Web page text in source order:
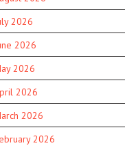
2026
2026
2026
2026
2026
2026